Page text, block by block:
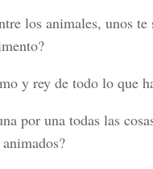
los animales, unos
y rey de todo lo que
por una todas las